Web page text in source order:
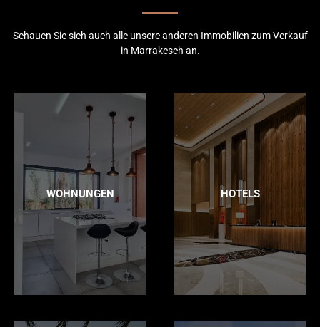
Schauen Sie sich auch alle unsere anderen Immobilien zum Verkauf
in Marrakesch an.
WOHNUNGEN HOTELS